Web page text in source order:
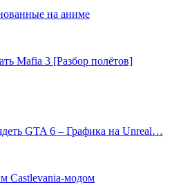
на аниме
Mafia 3 [Разбор полётов]
GTA 6 – Графика на Unreal…
Castlevania-модом